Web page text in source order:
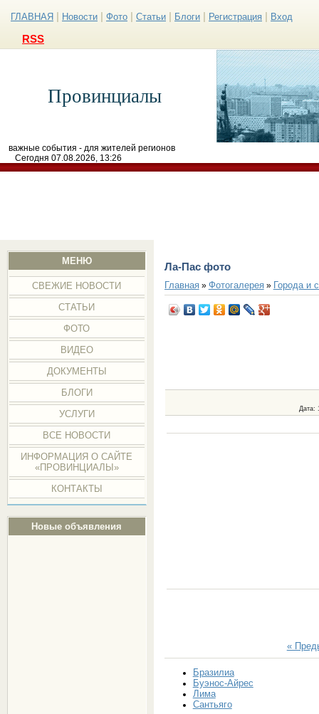
ГЛАВНАЯ Новости Фото Статьи Блоги Регистрация Вход
RSS
Провинциалы
важные события - для жителей регионов
Сегодня 07.08.2026, 13:26
МЕНЮ
СВЕЖИЕ НОВОСТИ
СТАТЬИ
ФОТО
ВИДЕО
ДОКУМЕНТЫ
БЛОГИ
УСЛУГИ
ВСЕ НОВОСТИ
ИНФОРМАЦИЯ О САЙТЕ
«ПРОВИНЦИАЛЫ»
КОНТАКТЫ
Новые объявления
Ла-Пас фото
Главная» Фотогалерея» Города и
Дата:
«
Бразилиа
Буэнос-Айрес
Лима
Сантьяго